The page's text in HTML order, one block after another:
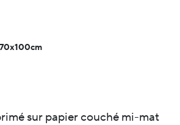
sur papier couché mi-mat